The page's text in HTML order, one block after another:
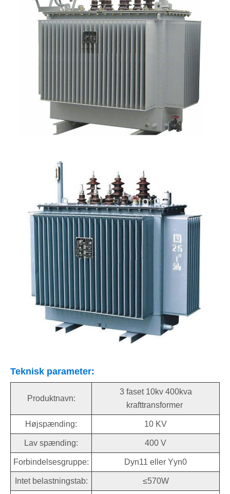
Teknisk parameter:
Produktnavn:
3 faset 10kv 400kva
krafttransformer
Højspænding: 10 KV
Lav spænding: 400 V
Forbindelsesgruppe: Dyn11 eller Yyn0
Intet belastningstab: ≤570W